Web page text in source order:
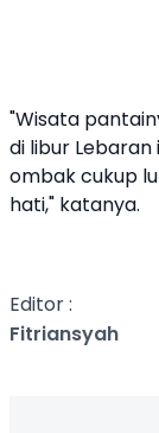
"Wisata
di libur Lebaran
ombak cukup
hati," katanya.
Editor :
Fitriansyah